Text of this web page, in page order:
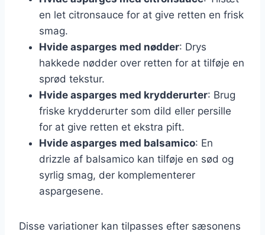
en let citronsauce for at give retten en frisk
smag.
Hvide asparges med nødder: Drys
hakkede nødder over retten for at tilføje en
sprød tekstur.
Hvide asparges med krydderurter: Brug
friske krydderurter som dild eller persille
for at give retten et ekstra pift.
Hvide asparges med balsamico: En
drizzle af balsamico kan tilføje en sød og
syrlig smag, der komplementerer
aspargesene.
Disse variationer kan tilpasses efter sæsonens